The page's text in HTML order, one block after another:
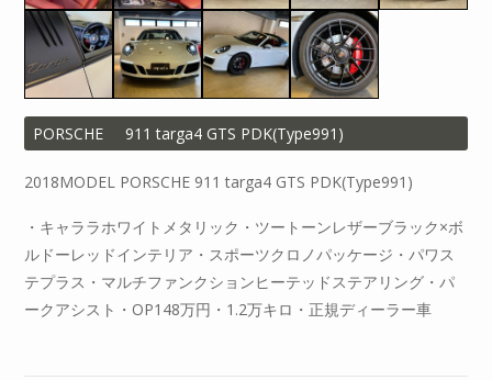
PORSCHE 911 targa4 GTS PDK(Type991)
2018MODEL PORSCHE 911 targa4 GTS PDK(Type991)
・キャララホワイトメタリック・ツートーンレザーブラック×ボ
ルドーレッドインテリア・スポーツクロノパッケージ・パワス
テプラス・マルチファンクションヒーテッドステアリング・パ
ークアシスト・OP148万円・1.2万キロ・正規ディーラー車